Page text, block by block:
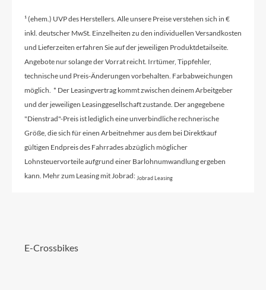
¹ (ehem.) UVP des Herstellers. Alle unsere Preise verstehen sich in €
inkl. deutscher MwSt. Einzelheiten zu den individuellen Versandkosten
und Lieferzeiten erfahren Sie auf der jeweiligen Produktdetailseite.
Angebote nur solange der Vorrat reicht. Irrtümer, Tippfehler,
technische und Preis-Änderungen vorbehalten. Farbabweichungen
möglich. * Der Leasingvertrag kommt zwischen deinem Arbeitgeber
und der jeweiligen Leasinggesellschaft zustande. Der angegebene
"Dienstrad"-Preis ist lediglich eine unverbindliche rechnerische
Größe, die sich für einen Arbeitnehmer aus dem bei Direktkauf
gültigen Endpreis des Fahrrades abzüglich möglicher
Lohnsteuervorteile aufgrund einer Barlohnumwandlung ergeben
kann. Mehr zum Leasing mit Jobrad: Jobrad Leasing
E-Crossbikes